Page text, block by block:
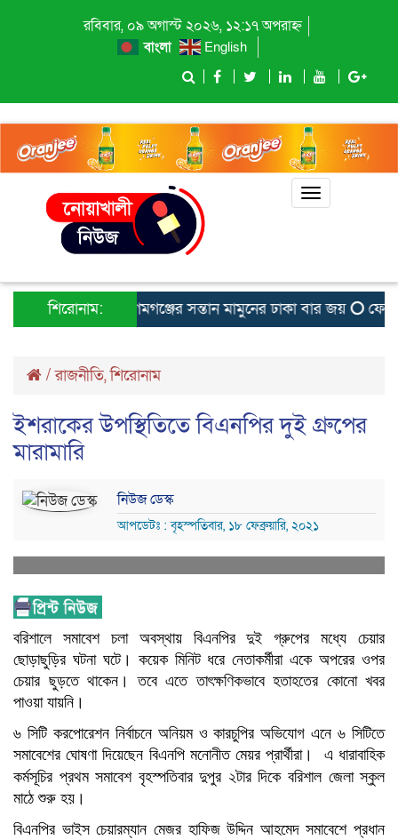
রবিবার, ০৯ অগাস্ট ২০২৬, ১২:১৭ অপরাহ্ন
বাংলা English
Toggle
শিরোনাম:বেগমগঞ্জের সন্তান মামুনের ঢাকা বার জয় ফেনীতে
/রাজনীতি,শিরোনাম
ইশরাকের উপস্থিতিতে বিএনপির দুই গ্রুপের
মারামারি
নিউজ ডেস্ক
আপডেটঃ : বৃহস্পতিবার, ১৮ ফেব্রুয়ারি, ২০২১
বরিশালে সমাবেশ চলা অবস্থায় বিএনপির দুই গ্রুপের মধ্যে
চেয়ার
ছোড়াছুড়ির ঘটনা ঘটে। কয়েক মিনিট ধরে নেতাকর্মীরা একে অপরের ওপর
চেয়ার ছুড়তে থাকেন। তবে এতে তাৎক্ষণিকভাবে হতাহতের কোনো খবর
পাওয়া যায়নি।
৬ সিটি করপোরেশন নির্বাচনে অনিয়ম ও কারচুপির অভিযোগ এনে ৬ সিটিতে
সমাবেশের ঘোষণা দিয়েছেন বিএনপি মনোনীত মেয়র প্রার্থীরা। এ ধারাবাহিক
কর্মসূচির প্রথম সমাবেশ বৃহস্পতিবার দুপুর ২টার দিকে বরিশাল জেলা স্কুল
মাঠে শুরু হয়।
বিএনপির ভাইস চেয়ারম্যান মেজর হাফিজ উদ্দিন আহমেদ সমাবেশে প্রধান